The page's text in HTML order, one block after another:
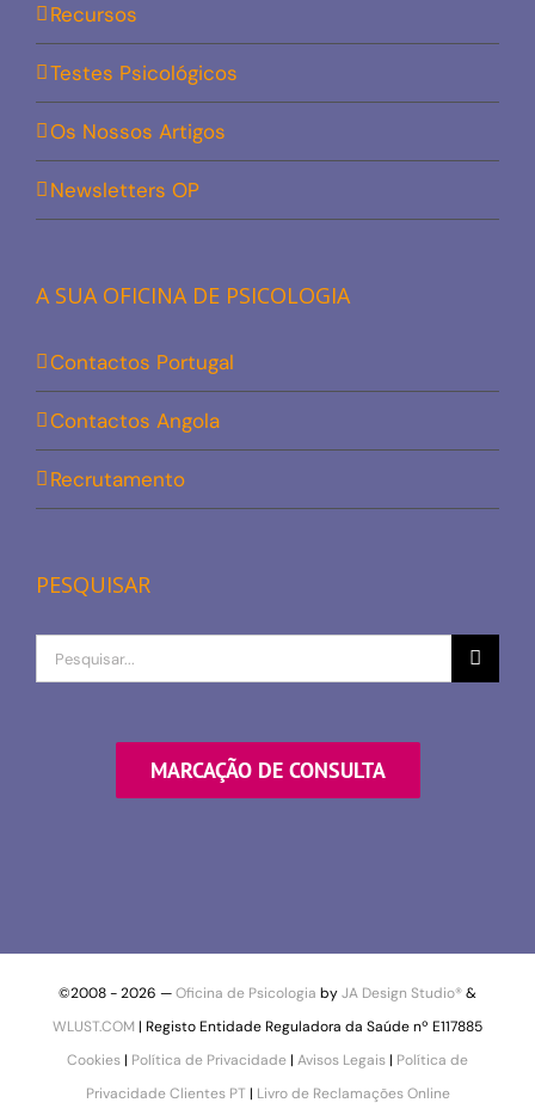
Recursos
Testes Psicológicos
Os Nossos Artigos
Newsletters OP
A SUA OFICINA DE PSICOLOGIA
Contactos Portugal
Contactos Angola
Recrutamento
PESQUISAR
Procurar
por
MARCAÇÃO DE CONSULTA
©2008 -2026 —Oficina de Psicologia byJA Design Studio®&
WLUST.COM | Registo Entidade Reguladora da Saúde nº E117885
Cookies| Política de Privacidade| Avisos Legais| Política de
Privacidade Clientes PT | Livro de Reclamações Online